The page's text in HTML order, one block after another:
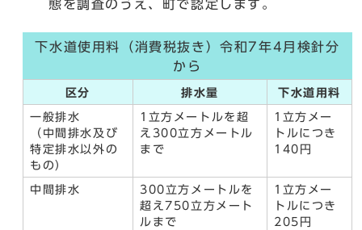
態を調査のうえ、町で認定します。
下水道使用料（消費税抜き）令和7年4月検針分
から
区分 排水量 下水道用料
一般排水
（中間排水及び
特定排水以外の
もの）
1立方メートルを超
え300立方メートル
まで
1立方メー
トルにつき
140円
中間排水
300立方メートルを
超え750立方メート
ルまで
1立方メー
トルにつき
205円